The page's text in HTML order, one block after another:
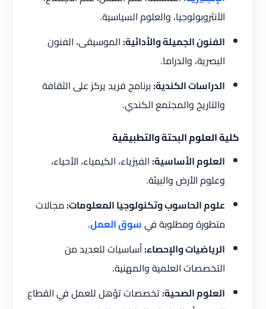
الأنثروبولوجيا، والعلوم السياسية.
الفنون الجميلة والأدائية:الموسيقى، الفنون
البصرية، والدراما.
الدراسات الكندية:برنامج فريد يركز على الثقافة
والتاريخ والمجتمع الكندي.
كلية العلوم البحتة والتطبيقية
العلوم الأساسية:الفيزياء، الكيمياء، الأحياء،
وعلوم الأرض والبيئة.
علوم الحاسوب وتكنولوجيا المعلومات:مجالات
متطورة ومطلوبة فيسوق العمل.
الرياضيات والإحصاء:أساسيات للعديد من
التخصصات العلمية والمهنية.
العلوم الصحية:تخصصات تؤهل للعمل في القطاع